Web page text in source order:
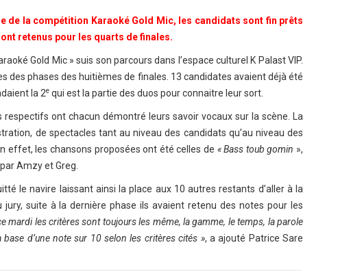
de la compétition Karaoké Gold Mic, les candidats sont fin prêts
retenus pour les quarts de finales.
Gold Mic » suis son parcours dans l’espace culturel K Palast VIP.
des phases des huitièmes de finales. 13 candidates avaient déjà été
la 2e qui est la partie des duos pour connaitre leur sort.
ont chacun démontré leurs savoir vocaux sur la scène. La
de spectacles tant au niveau des candidats qu’au niveau des
effet, les chansons proposées ont été celles de « Bass toub gomin »,
Amzy et Greg.
le navire laissant ainsi la place aux 10 autres restants d’aller à la
suite à la dernière phase ils avaient retenu des notes pour les
mardi les critères sont toujours les même, la gamme, le temps, la parole
d’une note sur 10 selon les critères cités », a ajouté Patrice Sare